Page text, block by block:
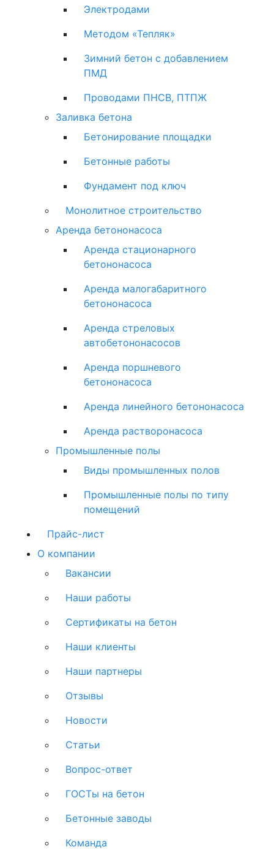
Электродами
Методом «Тепляк»
Зимний бетон с добавлением
ПМД
Проводами ПНСВ, ПТПЖ
Заливка бетона
Бетонирование площадки
Бетонные работы
Фундамент под ключ
Монолитное строительство
Аренда бетононасоса
Аренда стационарного
бетононасоса
Аренда малогабаритного
бетононасоса
Аренда стреловых
автобетононасосов
Аренда поршневого
бетононасоса
Аренда линейного бетононасоса
Аренда растворонасоса
Промышленные полы
Виды промышленных полов
Промышленные полы по типу
помещений
Прайс-лист
О компании
Вакансии
Наши работы
Сертификаты на бетон
Наши клиенты
Наши партнеры
Отзывы
Новости
Статьи
Вопрос-ответ
ГОСТы на бетон
Бетонные заводы
Команда